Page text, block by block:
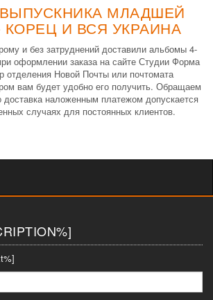
МЛАДШЕЙ
И ВСЯ УКРАИНА
и без затруднений доставили альбомы 4-
оформлении заказа на сайте Студии Форма
отделения Новой Почты или почтомата
вам будет удобно его получить. Обращаем
наложенным платежом допускается
случаях для постоянных клиентов.